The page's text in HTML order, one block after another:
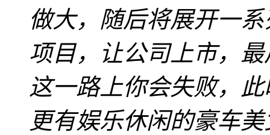
做大，随后将展开一
项目，让公司上市，
这一路上你会失败，
更有娱乐休闲的豪车